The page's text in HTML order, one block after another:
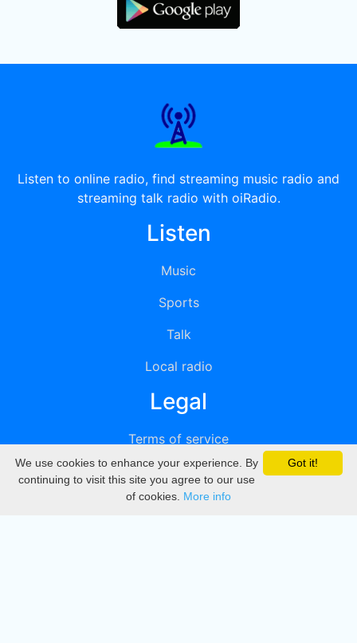
Listen to online radio, find streaming music radio and
streaming talk radio with oiRadio.
Listen
Music
Sports
Talk
Local radio
Legal
Terms of service
Privacy
DMCA
Got it!
We use cookies to enhance your experience. By
continuing to visit this site you agree to our use
of cookies. More info